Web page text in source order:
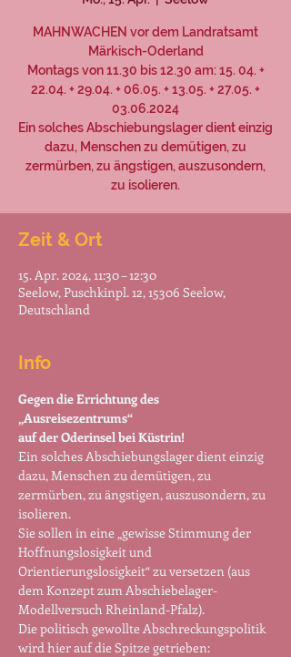
MAHNWACHEN vor dem Landratsamt
Märkisch-Oderland
Montags von 11.30 bis 12.30 am: 15. 04. +
22.04. + 29.04. + 06.05. + 13.05. + 27.05. +
03.06.2024
Ein solches Abschiebungslager dient einzig
dazu, Menschen zu demütigen, zu
zermürben, zu ängstigen, auszusondern,
zu isolieren.
Zeit & Ort
15. Apr. 2024, 11:30 – 12:30
Seelow, Puschkinpl. 12, 15306 Seelow,
Deutschland
Info
Gegen die Errichtung des
„Ausreisezentrums“
auf der Oderinsel bei Küstrin!
Ein solches Abschiebungslager dient einzig
dazu, Menschen zu demütigen, zu
zermürben, zu ängstigen, auszusondern, zu
isolieren.
Sie sollen in eine „gewisse Stimmung der
Hoffnungslosigkeit und
Orientierungslosigkeit“ zu versetzen (aus
dem Konzept zum Abschiebelager-
Modellversuch Rheinland-Pfalz).
Die politisch gewollte Abschreckungspolitik
wird hier auf die Spitze getrieben: